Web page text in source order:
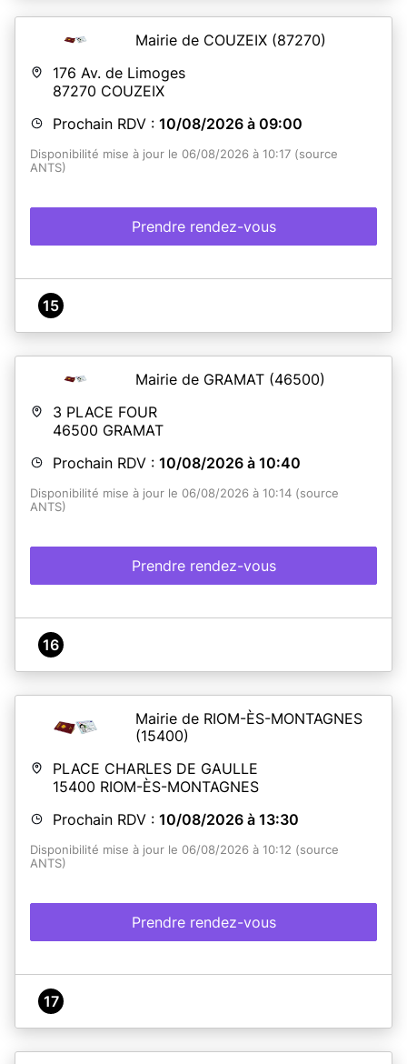
Mairie de COUZEIX (87270)
176 Av. de Limoges
87270 COUZEIX
Prochain RDV : 10/08/2026 à 09:00
Disponibilité mise à jour le 06/08/2026 à 10:17 (source
ANTS)
Prendre rendez-vous
15
Mairie de GRAMAT (46500)
3 PLACE FOUR
46500 GRAMAT
Prochain RDV : 10/08/2026 à 10:40
Disponibilité mise à jour le 06/08/2026 à 10:14 (source
ANTS)
Prendre rendez-vous
16
Mairie de RIOM-ÈS-MONTAGNES
(15400)
PLACE CHARLES DE GAULLE
15400 RIOM-ÈS-MONTAGNES
Prochain RDV : 10/08/2026 à 13:30
Disponibilité mise à jour le 06/08/2026 à 10:12 (source
ANTS)
Prendre rendez-vous
17